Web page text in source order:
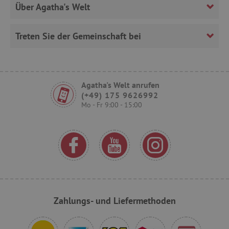
Über Agatha's Welt
Treten Sie der Gemeinschaft bei
Agatha's Welt anrufen
(+49) 175 9626992
Mo - Fr 9:00 - 15:00
Zahlungs- und Liefermethoden
FPLC .agathaswelt.de
VISITOR_PRIVACY_METADATA
lastVisitedProduct www.agathaswelt.de